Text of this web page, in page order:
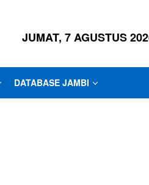
JUMAT, 7 AGUSTUS
DATABASE JAMBI